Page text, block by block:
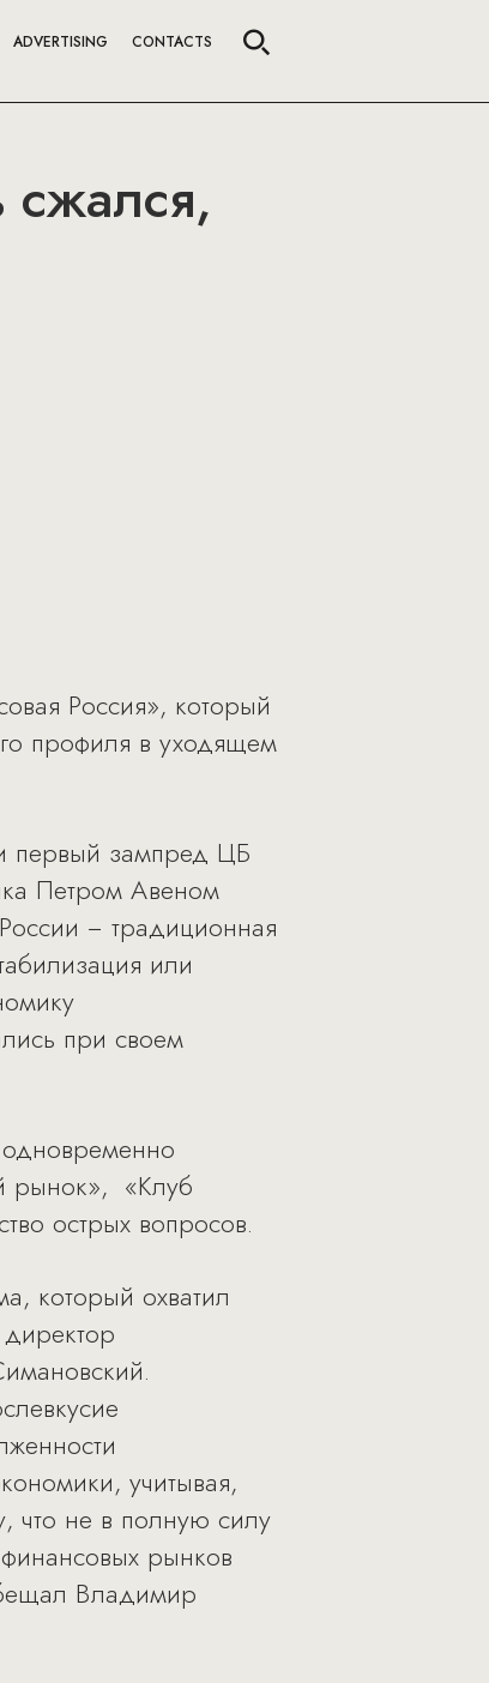
ADVERTISING CONTACTS
Россия», который
профиля в уходящем
первый зампред ЦБ
Петром Авеном
− традиционная
или
при своем
рынок», «Клуб
острых вопросов.
который охватил
учитывая,
что не в полную силу
рынков
Владимир